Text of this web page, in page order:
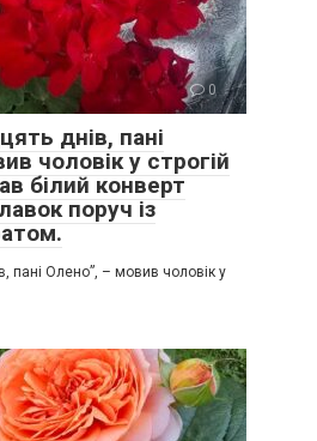
0
днів, пані
чоловік у строгій
білий конверт
поруч із
пані Олено”, – мовив чоловік у